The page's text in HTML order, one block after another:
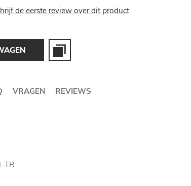
de eerste review over dit product
VRAGEN REVIEWS
TR